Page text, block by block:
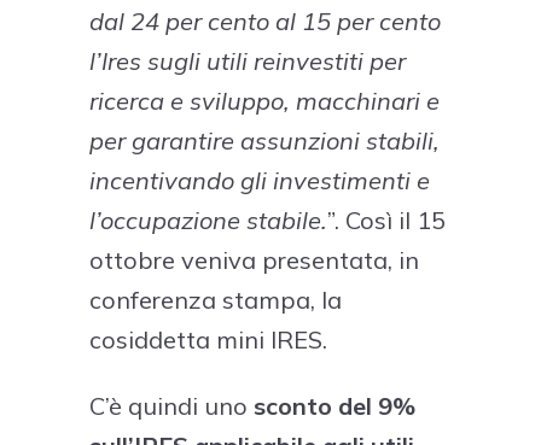
dal 24 per cento al 15 per cento
l’Ires sugli utili reinvestiti per
ricerca e sviluppo, macchinari e
per garantire assunzioni stabili,
incentivando gli investimenti e
l’occupazione stabile.”. Così il 15
ottobre veniva presentata, in
conferenza stampa, la
cosiddetta mini IRES.
C’è quindi uno sconto del 9%